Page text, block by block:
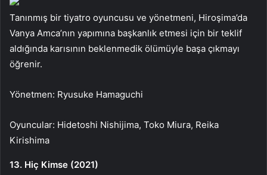
Tanınmış bir tiyatro oyuncusu ve yönetmeni, Hiroşima’da
Vanya Amca’nın yapımına başkanlık etmesi için bir teklif
aldığında karısının beklenmedik ölümüyle başa çıkmayı
öğrenir.
Yönetmen: Ryusuke Hamaguchi
Oyuncular: Hidetoshi Nishijima, Toko Miura, Reika
Kirishima
13. Hiç Kimse (2021)